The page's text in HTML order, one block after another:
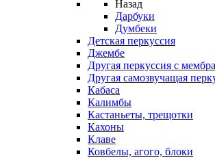
Назад
Дарбуки
Думбеки
Детская перкуссия
Джембе
Другая перкуссия с
Другая самозвучащая
Кабаса
Калимбы
Кастаньеты, трещотки
Кахоны
Клаве
Ковбелы, агого, блоки